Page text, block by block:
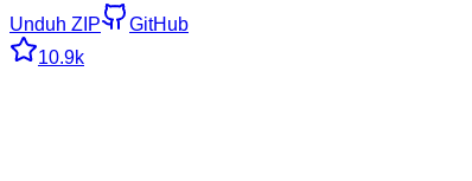
Unduh ZIP
GitHub
10.9k